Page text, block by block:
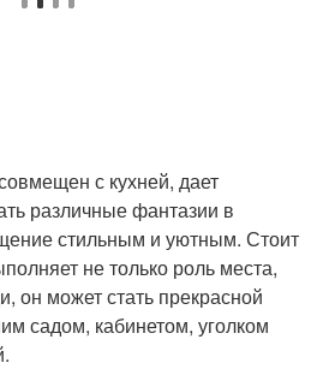
с кухней, дает
различные фантазии в
стильным и уютным. Стоит
не только роль места,
он может стать прекрасной
садом, кабинетом, уголком